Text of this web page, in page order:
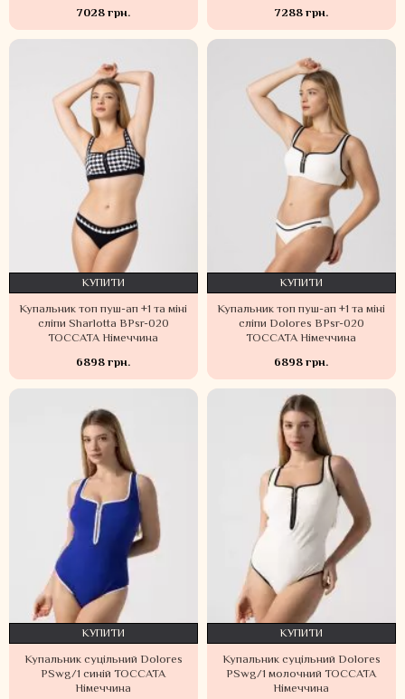
7028 грн.
7288 грн.
Купальник топ пуш-ап +1 та міні
сліпи Sharlotta BPsr-020
TOCCATA Німеччина
6898 грн.
КУПИТИ
Купальник топ пуш-ап +1 та міні
сліпи Dolores BPsr-020
TOCCATA Німеччина
6898 грн.
КУПИТИ
Купальник суцільний Dolores
PSwg/1 синій TOCCATA
Німеччина
КУПИТИ
Купальник суцільний Dolores
PSwg/1 молочний TOCCATA
Німеччина
КУПИТИ